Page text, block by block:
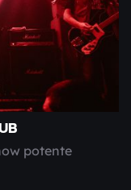
potente